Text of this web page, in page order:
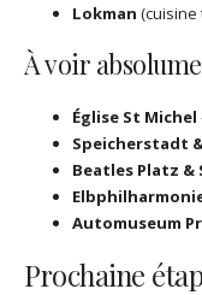
Lokman (cuisine
À voir
Église St Michel
Speicherstadt
Beatles Platz &
Automuseum
Prochaine